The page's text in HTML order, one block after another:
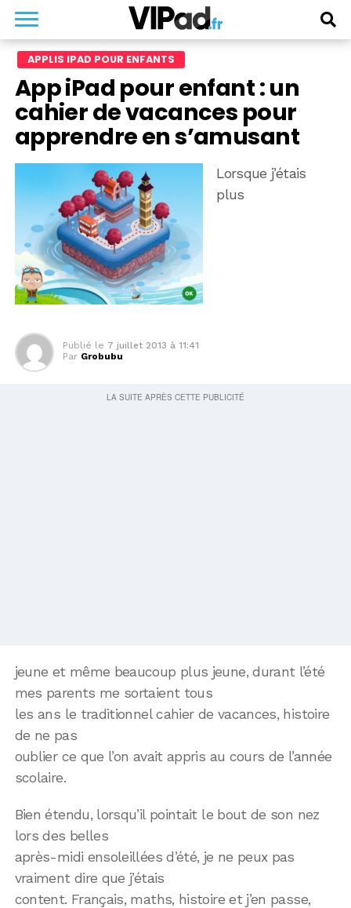
APPLIS IPAD POUR ENFANTS
App iPad pour enfant : un
cahier de vacances pour
apprendre en s’amusant
Lorsque j’étais
plus
Publié le 7 juillet 2013 à 11:41
Par Grobubu
jeune et même beaucoup plus jeune, durant l’été
mes parents me sortaient tous
les ans le traditionnel cahier de vacances, histoire
de ne pas
oublier ce que l’on avait appris au cours de l’année
scolaire.
Bien étendu, lorsqu’il pointait le bout de son nez
lors des belles
après-midi ensoleillées d’été, je ne peux pas
vraiment dire que j’étais
content. Français, maths, histoire et j’en passe,